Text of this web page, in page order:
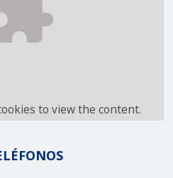
to view the content.